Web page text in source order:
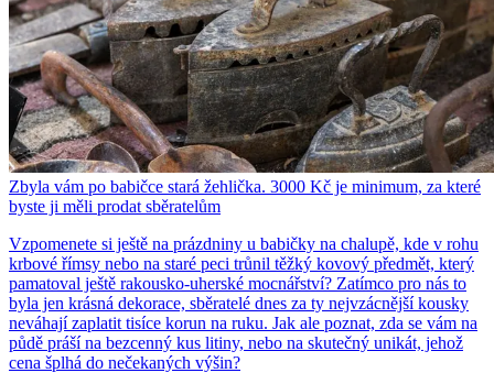
Zbyla vám po babičce stará žehlička. 3000 Kč je minimum, za které
byste ji měli prodat sběratelům
Vzpomenete si ještě na prázdniny u babičky na chalupě, kde v rohu
krbové římsy nebo na staré peci trůnil těžký kovový předmět, který
pamatoval ještě rakousko-uherské mocnářství? Zatímco pro nás to
byla jen krásná dekorace, sběratelé dnes za ty nejvzácnější kousky
neváhají zaplatit tisíce korun na ruku. Jak ale poznat, zda se vám na
půdě práší na bezcenný kus litiny, nebo na skutečný unikát, jehož
cena šplhá do nečekaných výšin?